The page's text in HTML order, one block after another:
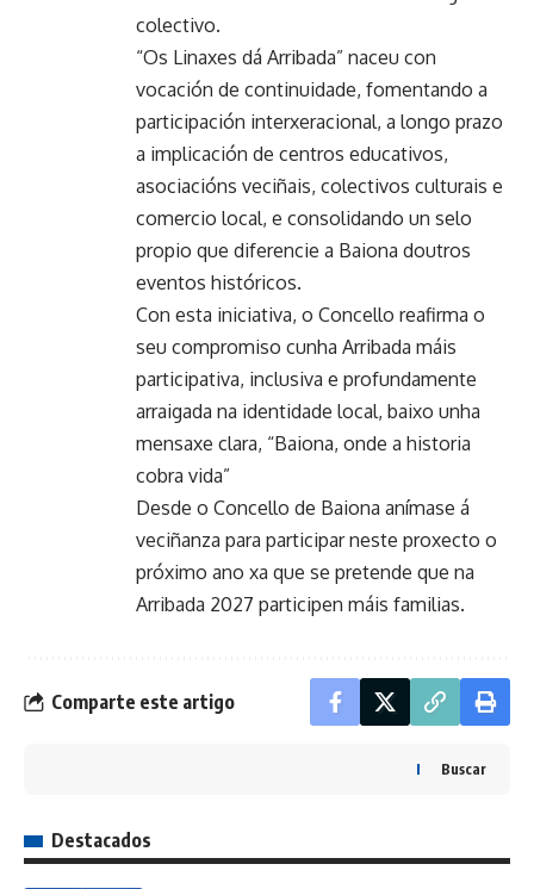
colectivo.
“Os Linaxes dá Arribada” naceu con
vocación de continuidade, fomentando a
participación interxeracional, a longo prazo
a implicación de centros educativos,
asociacións veciñais, colectivos culturais e
comercio local, e consolidando un selo
propio que diferencie a Baiona doutros
eventos históricos.
Con esta iniciativa, o Concello reafirma o
seu compromiso cunha Arribada máis
participativa, inclusiva e profundamente
arraigada na identidade local, baixo unha
mensaxe clara, “Baiona, onde a historia
cobra vida”
Desde o Concello de Baiona anímase á
veciñanza para participar neste proxecto o
próximo ano xa que se pretende que na
Arribada 2027 participen máis familias.
Comparte este artigo
Buscar
Destacados